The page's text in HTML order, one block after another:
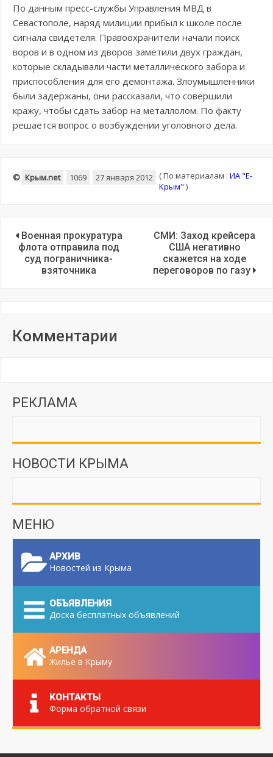
По данным пресс-службы Управления МВД в
Севастополе, наряд милиции прибыл к школе после
сигнала свидетеля. Правоохранители начали поиск
воров и в одном из дворов заметили двух граждан,
которые складывали части металлического забора и
приспособления для его демонтажа. Злоумышленники
были задержаны, они рассказали, что совершили
кражу, чтобы сдать забор на металлолом. По факту
решается вопрос о возбуждении уголовного дела.
© Крым.net 1069 27 января 2012 (По материалам : ИА "E-
Крым" )
Военная прокуратура
флота отправила под
суд пограничника-
взяточника
СМИ: Заход крейсера
США негативно
скажется на ходе
переговоров по газу
Комментарии
РЕКЛАМА
НОВОСТИ КРЫМА
МЕНЮ
АРХИВ
Новостей из Крыма
ОБЪЯВЛЕНИЯ
Доска бесплатных объявлений
АРЕНДА
Жилье в Крыму
КОНТАКТЫ
Форма обратной связи